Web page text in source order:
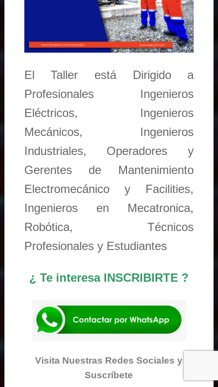
El Taller está Dirigido a
Profesionales Ingenieros
Eléctricos, Ingenieros
Mecánicos, Ingenieros
Industriales, Operadores y
Gerentes de Mantenimiento
Electromecánico y Facilities,
Ingenieros en Mecatronica,
Robótica, Técnicos
Profesionales y Estudiantes
¿ Te interesa INSCRIBIRTE ?
Visita Nuestras Redes Sociales y
Suscríbete